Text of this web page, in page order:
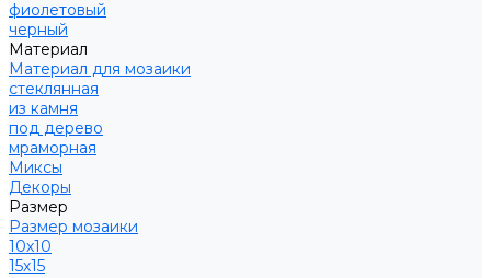
фиолетовый
черный
Материал
Материал для мозаики
стеклянная
из камня
под дерево
мраморная
Миксы
Декоры
Размер
Размер мозаики
10х10
15х15